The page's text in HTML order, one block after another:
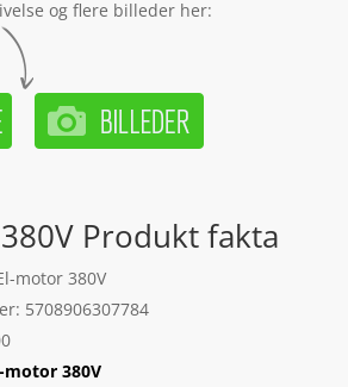
og flere billeder her:
Produkt fakta
motor 380V
5708906307784
motor 380V